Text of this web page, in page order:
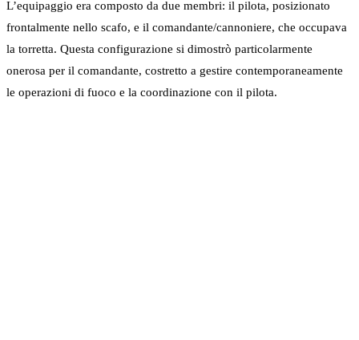
L’equipaggio era composto da due membri: il pilota, posizionato
frontalmente nello scafo, e il comandante/cannoniere, che occupava
la torretta. Questa configurazione si dimostrò particolarmente
onerosa per il comandante, costretto a gestire contemporaneamente
le operazioni di fuoco e la coordinazione con il pilota.